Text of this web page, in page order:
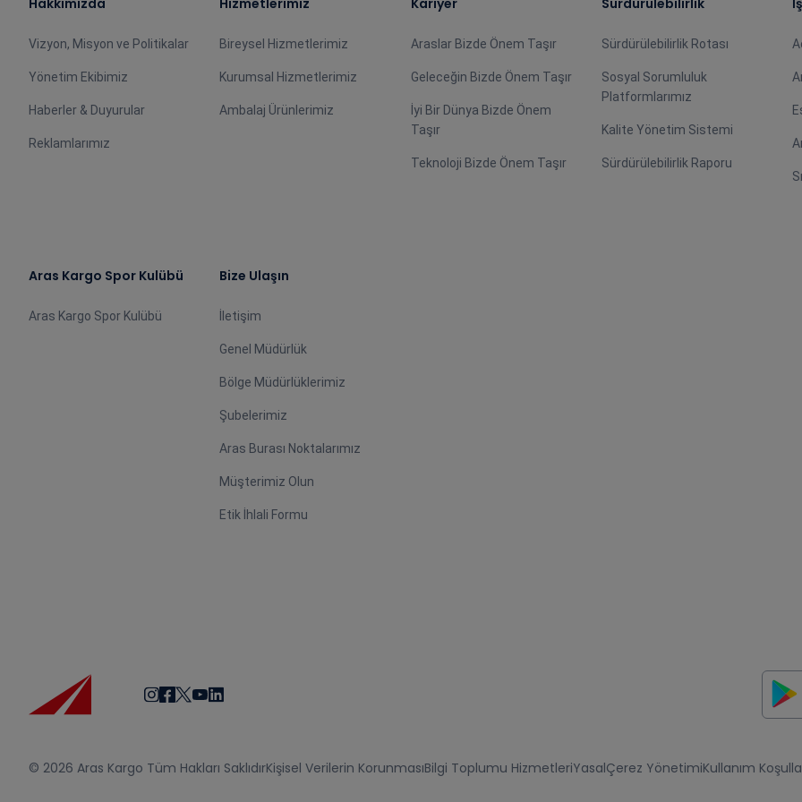
Hakkımızda
Vizyon, Misyon ve Politikalar
Yönetim Ekibimiz
Haberler & Duyurular
Reklamlarımız
Hizmetlerimiz
Bireysel Hizmetlerimiz
Kurumsal Hizmetlerimiz
Ambalaj Ürünlerimiz
Kariyer
Araslar Bizde Önem Taşır
Geleceğin Bizde Önem Taşır
İyi Bir Dünya Bizde Önem
Taşır
Teknoloji Bizde Önem Taşır
Sürdürülebilirlik
Sürdürülebilirlik Rotası
Sosyal Sorumluluk
Platformlarımız
Kalite Yönetim Sistemi
Sürdürülebilirlik Raporu
Aras Kargo Spor Kulübü
Aras Kargo Spor Kulübü
Bize Ulaşın
İletişim
Genel Müdürlük
Bölge Müdürlüklerimiz
Şubelerimiz
Aras Burası Noktalarımız
Müşterimiz Olun
Etik İhlali Formu
© 2026 Aras Kargo Tüm Hakları SaklıdırKişisel Verilerin KorunmasıBilgi Toplumu HizmetleriYasalÇerez YönetimiKullanım